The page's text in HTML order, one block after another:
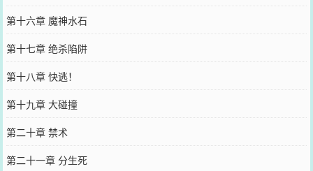
第十六章 魔神水石
第十七章 绝杀陷阱
第十八章 快逃！
第十九章 大碰撞
第二十章 禁术
第二十一章 分生死